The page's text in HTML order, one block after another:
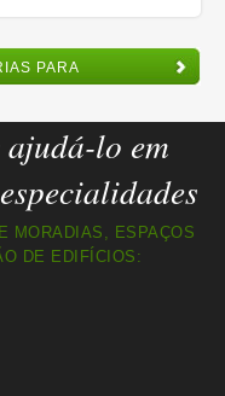
PARA
lo em
MORADIAS, ESPAÇOS
DE EDIFÍCIOS: